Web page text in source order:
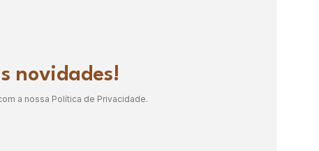
novidades!
a nossa Política de Privacidade.